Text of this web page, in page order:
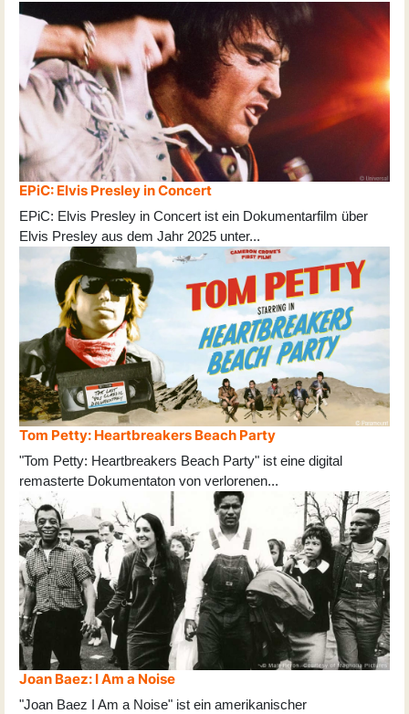
EPiC: Elvis Presley in Concert
EPiC: Elvis Presley in Concert ist ein Dokumentarfilm über
Elvis Presley aus dem Jahr 2025 unter...
Tom Petty: Heartbreakers Beach Party
"Tom Petty: Heartbreakers Beach Party" ist eine digital
remasterte Dokumentaton von verlorenen...
Joan Baez: I Am a Noise
"Joan Baez I Am a Noise" ist ein amerikanischer